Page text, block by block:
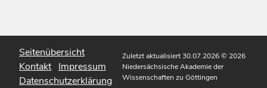
Seitenübersicht
Kontakt Impressum
Datenschutzerklärung
Zuletzt aktualisiert 30.07.2026© 2026
Niedersächsische Akademie der
Wissenschaften zu Göttingen